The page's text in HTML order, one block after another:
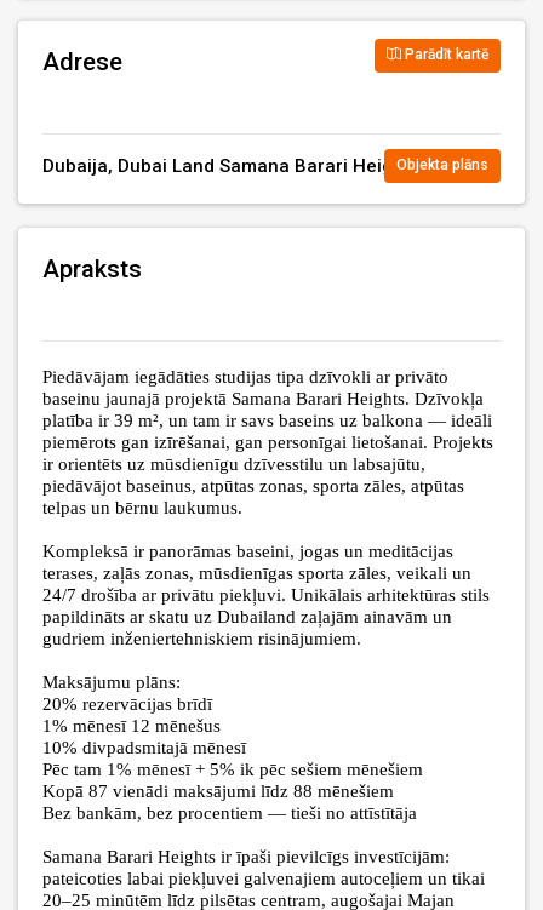
Adrese Parādīt kartē
Dubaija, Dubai Land Samana Barari HeightsObjekta plāns
Apraksts
Piedāvājam iegādāties studijas tipa dzīvokli ar privāto
baseinu jaunajā projektā Samana Barari Heights. Dzīvokļa
platība ir 39 m², un tam ir savs baseins uz balkona — ideāli
piemērots gan izīrēšanai, gan personīgai lietošanai. Projekts
ir orientēts uz mūsdienīgu dzīvesstilu un labsajūtu,
piedāvājot baseinus, atpūtas zonas, sporta zāles, atpūtas
telpas un bērnu laukumus.
Kompleksā ir panorāmas baseini, jogas un meditācijas
terases, zaļās zonas, mūsdienīgas sporta zāles, veikali un
24/7 drošība ar privātu piekļuvi. Unikālais arhitektūras stils
papildināts ar skatu uz Dubailand zaļajām ainavām un
gudriem inženiertehniskiem risinājumiem.
Maksājumu plāns:
20% rezervācijas brīdī
1% mēnesī 12 mēnešus
10% divpadsmitajā mēnesī
Pēc tam 1% mēnesī + 5% ik pēc sešiem mēnešiem
Kopā 87 vienādi maksājumi līdz 88 mēnešiem
Bez bankām, bez procentiem — tieši no attīstītāja
Samana Barari Heights ir īpaši pievilcīgs investīcijām:
pateicoties labai piekļuvei galvenajiem autoceļiem un tikai
20–25 minūtēm līdz pilsētas centram, augošajai Majan